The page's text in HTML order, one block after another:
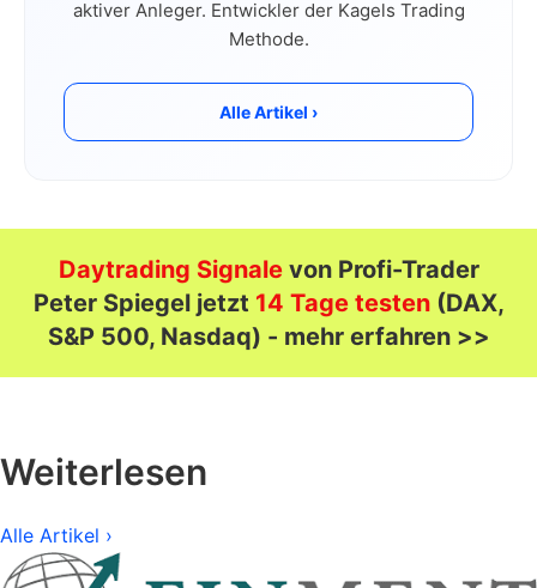
aktiver Anleger. Entwickler der Kagels Trading
Methode.
Alle Artikel ›
Daytrading Signalevon Profi-Trader
Peter Spiegel jetzt 14 Tage testen(DAX,
S&P 500, Nasdaq) - mehr erfahren >>
Weiterlesen
Alle Artikel ›